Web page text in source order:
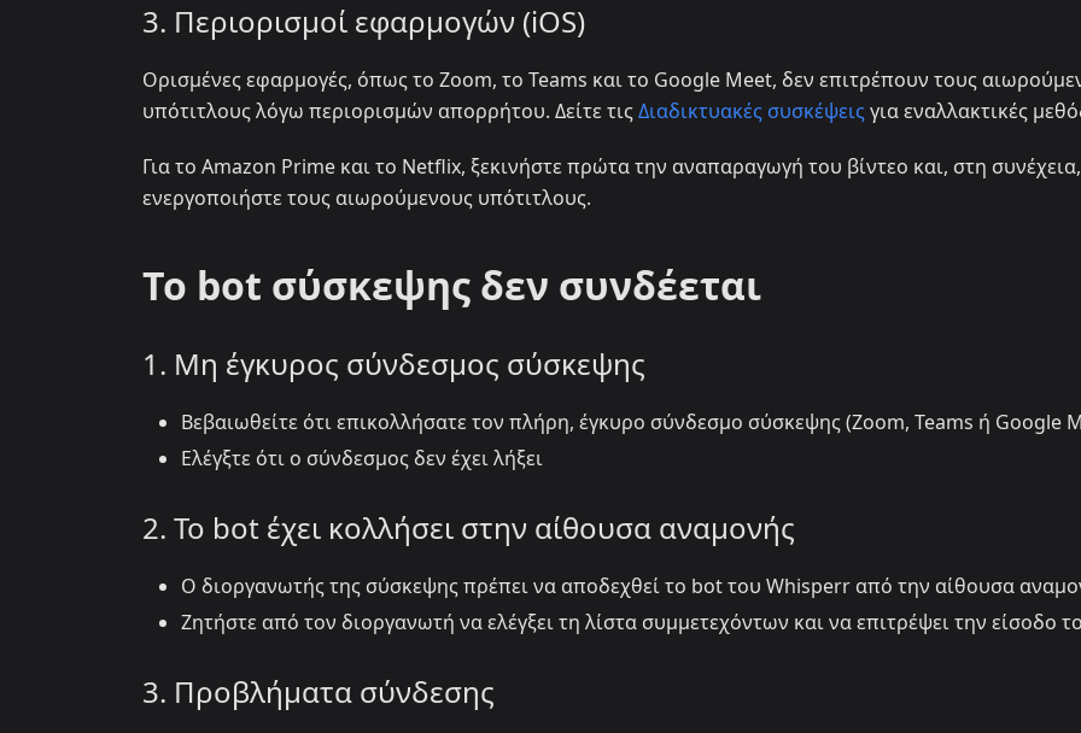
3. Περιορισμοί εφαρμογών (iOS)
Ορισμένες εφαρμογές, όπως το Zoom, το Teams και το Google Meet, δεν επιτρέπουν τους
υπότιτλους λόγω περιορισμών απορρήτου. Δείτε τιςΔιαδικτυακές συσκέψειςγια εναλλακτικές
Για το Amazon Prime και το Netflix, ξεκινήστε πρώτα την αναπαραγωγή του βίντεο και, στη συνέχεια,
ενεργοποιήστε τους αιωρούμενους υπότιτλους.
Το bot σύσκεψης δεν συνδέεται
1. Μη έγκυρος σύνδεσμος σύσκεψης
Βεβαιωθείτε ότι επικολλήσατε τον πλήρη, έγκυρο σύνδεσμο σύσκεψης (Zoom, Teams ή Google
Ελέγξτε ότι ο σύνδεσμος δεν έχει λήξει
2. Το bot έχει κολλήσει στην αίθουσα αναμονής
Ο διοργανωτής της σύσκεψης πρέπει να αποδεχθεί το bot του Whisperr από την αίθουσα
Ζητήστε από τον διοργανωτή να ελέγξει τη λίστα συμμετεχόντων και να επιτρέψει την είσοδο
3. Προβλήματα σύνδεσης